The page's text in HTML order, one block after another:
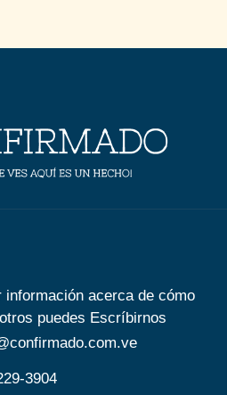
información acerca de cómo
puedes Escríbirnos
3904